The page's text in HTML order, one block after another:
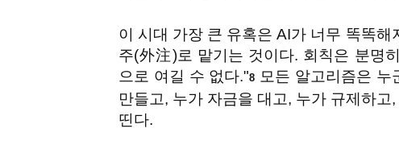
이 시대 가장 큰 유혹은 AI가 너무 똑똑
주(外注)로 맡기는 것이다. 회칙은 분명
으로 여길 수 없다."8 모든 알고리즘은 누
만들고, 누가 자금을 대고, 누가 규제하
띤다.